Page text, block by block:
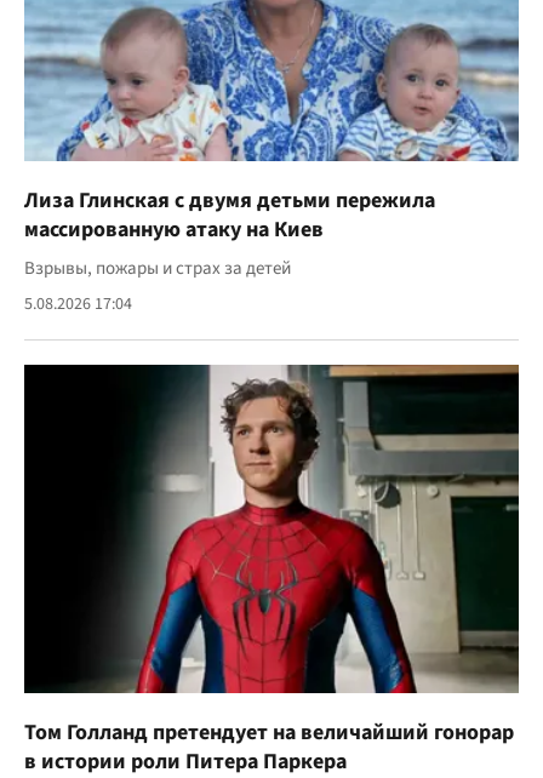
Лиза Глинская с двумя детьми пережила
массированную атаку на Киев
Взрывы, пожары и страх за детей
5.08.2026 17:04
Том Голланд претендует на величайший гонорар
в истории роли Питера Паркера